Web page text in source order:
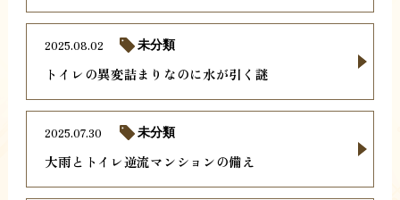
トイレの異変詰まりなのに水が引く謎
2025.08.02 未分類
大雨とトイレ逆流マンションの備え
2025.07.30 未分類